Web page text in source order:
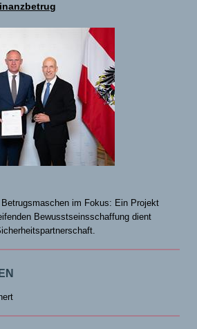
im Fokus: Ein Projekt
Bewusstseinsschaffung dient